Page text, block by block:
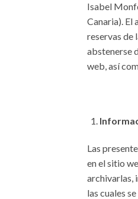
Isabel
Canaria). El
reservas de
abstenerse
web, así
Las
en el sitio
archivarlas,
las cuales